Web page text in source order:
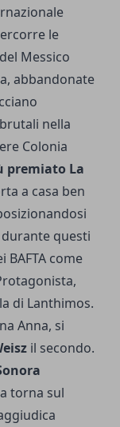
le
Messico
abbandonate
nella
Colonia
premiato La
a casa ben
questi
BAFTA come
di Lanthimos.
Anna, si
il secondo.
torna sul